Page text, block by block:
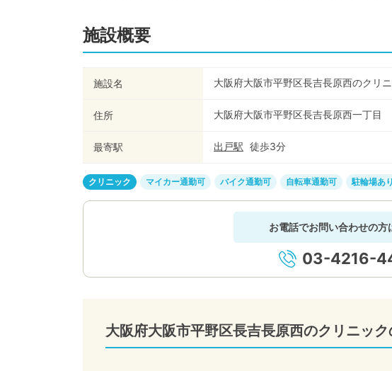
施設概要
施設名 大阪府大阪市平野区長吉長原西のクリ
住所 大阪府大阪市平野区長吉長原西一丁目
最寄駅 出戸駅 徒歩3分
クリニック マイカー通勤可 バイク通勤可 自転車通勤可 駐輪場あ
お電話でお問い合わせの方
03-4216-
大阪府大阪市平野区長吉長原西のクリニッ